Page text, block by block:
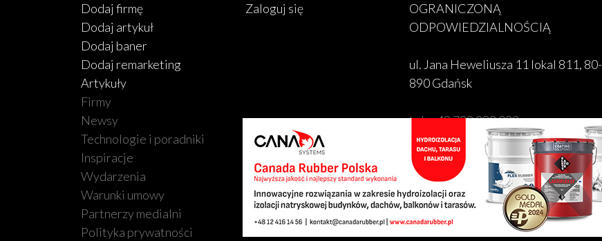
Dodaj firmę
Dodaj artykuł
Dodaj baner
Dodaj remarketing
Artykuły
Firmy
Newsy
Technologie i poradniki
Inspiracje
Wydarzenia
Warunki umowy
Partnerzy medialni
Polityka prywatności
Zaloguj się
OGRANICZONĄ
ODPOWIEDZIALNOŚCIĄ
ul. Jana Heweliusza 11 lokal 811, 80-
890 Gdańsk
tel. +48 789 382 099
biuro@liderbudowlany.pl
www.creativeheads.pl
KRS: 0001062563
NIP: 5932639720
REGON: 52663464800000